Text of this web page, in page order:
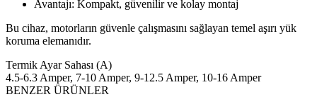
Avantajı: Kompakt, güvenilir ve kolay montaj
Bu cihaz, motorların güvenle çalışmasını sağlayan temel aşırı yük
koruma elemanıdır.
Termik Ayar Sahası (A)
4.5-6.3 Amper, 7-10 Amper, 9-12.5 Amper, 10-16 Amper
BENZER ÜRÜNLER